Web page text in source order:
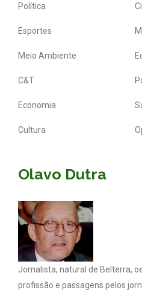
Política
Esportes
Meio Ambiente
C&T
Economia
Cultura
Olavo Dutra
Jornalista, natural de Belterra,
profissão e passagens pelos